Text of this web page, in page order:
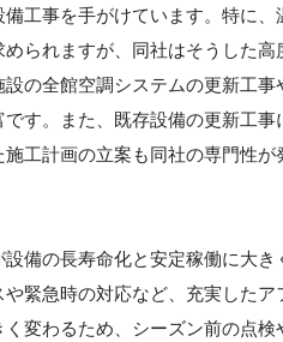
工事を手がけています。特に
られますが、同社はそうした高
の全館空調システムの更新工
す。また、既存設備の更新工
工計画の立案も同社の専門性が
備の長寿命化と安定稼働に大
緊急時の対応など、充実した
変わるため、シーズン前の点